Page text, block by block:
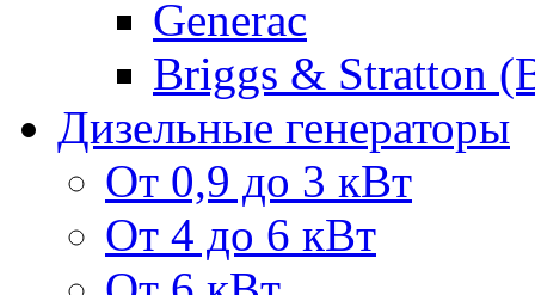
Generac
Briggs & Stratton
Дизельные генераторы
От 0,9 до 3 кВт
От 4 до 6 кВт